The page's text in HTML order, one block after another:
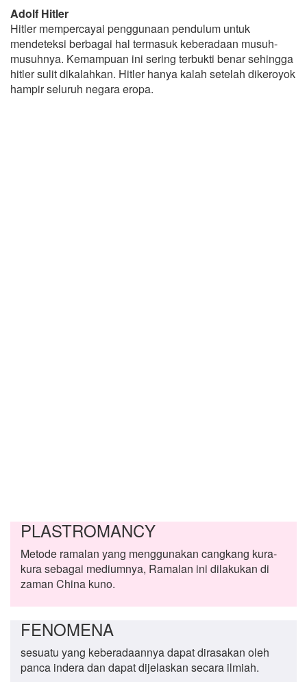
Adolf Hitler
Hitler mempercayai penggunaan pendulum untuk
mendeteksi berbagai hal termasuk keberadaan musuh-
musuhnya. Kemampuan ini sering terbukti benar sehingga
hitler sulit dikalahkan. Hitler hanya kalah setelah dikeroyok
hampir seluruh negara eropa.
PLASTROMANCY
Metode ramalan yang menggunakan cangkang kura-
kura sebagai mediumnya, Ramalan ini dilakukan di
zaman China kuno.
FENOMENA
sesuatu yang keberadaannya dapat dirasakan oleh
panca indera dan dapat dijelaskan secara ilmiah.